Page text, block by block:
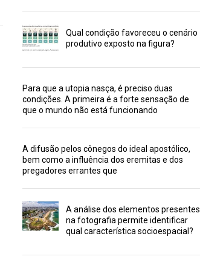
Qual condição favoreceu o cenário
produtivo exposto na figura?
Para que a utopia nasça, é preciso duas
condições. A primeira é a forte sensação de
que o mundo não está funcionando
A difusão pelos cônegos do ideal apostólico,
bem como a influência dos eremitas e dos
pregadores errantes que
A análise dos elementos presentes
na fotografia permite identificar
qual característica socioespacial?